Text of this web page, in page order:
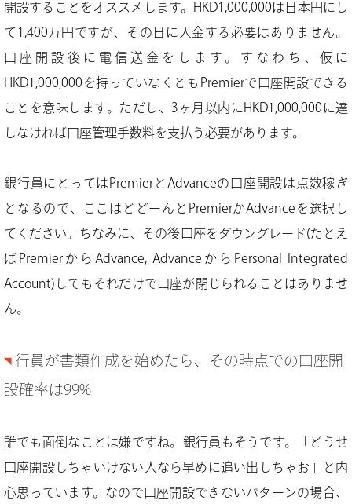
開設することをオススメします。HKD1,000,000は日本円にし
て1,400万円ですが、その日に入金する必要はありません。
口座開設後に電信送金をします。すなわち、仮に
HKD1,000,000を持っていなくともPremierで口座開設できる
ことを意味します。ただし、3ヶ月以内にHKD1,000,000に達
しなければ口座管理手数料を支払う必要があります。
銀行員にとってはPremierとAdvanceの口座開設は点数稼ぎ
となるので、ここはどどーんとPremierかAdvanceを選択し
てください。ちなみに、その後口座をダウングレード(たとえ
ばPremierからAdvance, AdvanceからPersonal Integrated
Account)してもそれだけで口座が閉じられることはありませ
ん。
行員が書類作成を始めたら、その時点での口座開
設確率は99%
誰でも面倒なことは嫌ですね。銀行員もそうです。「どうせ
口座開設しちゃいけない人なら早めに追い出しちゃお」と内
心思っています。なので口座開設できないパターンの場合、